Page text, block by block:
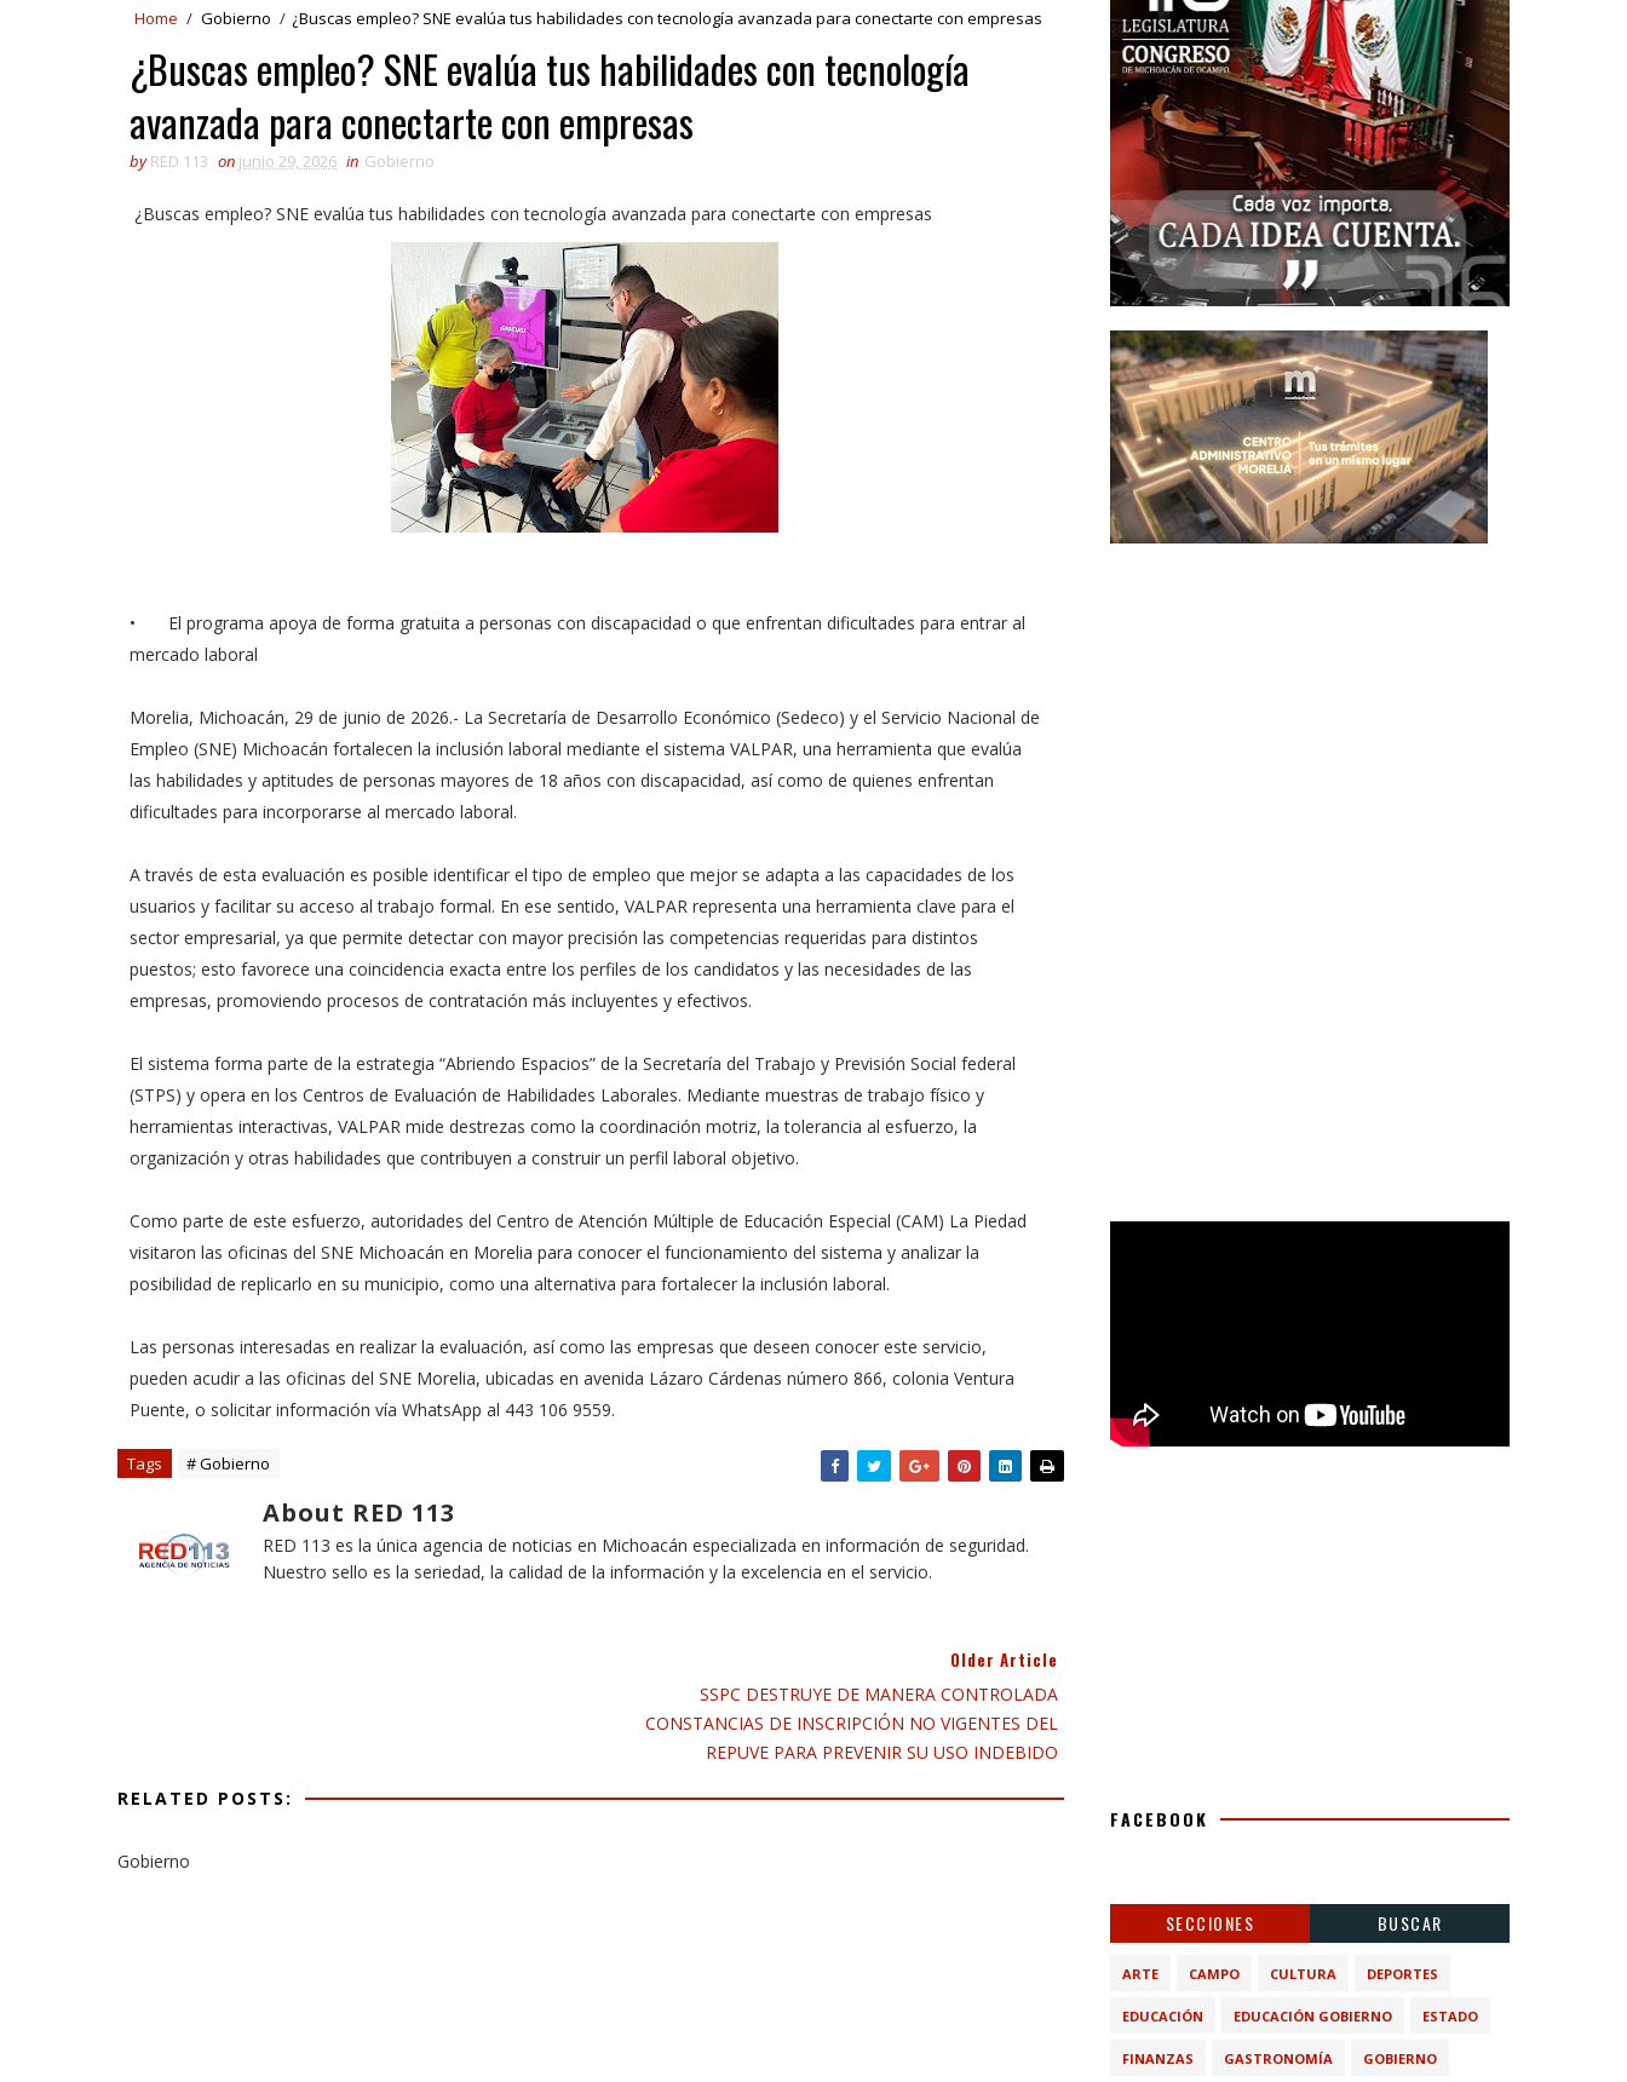
Home / Gobierno / ¿Buscas empleo? SNE evalúa tus habilidades con tecnología avanzada para conectarte con empresas
¿Buscas empleo? SNE evalúa tus habilidades con tecnología
avanzada para conectarte con empresas
by RED 113 on junio 29, 2026 in Gobierno
¿Buscas empleo? SNE evalúa tus habilidades con tecnología avanzada para conectarte con empresas
•
El programa apoya de forma gratuita a personas con discapacidad o que enfrentan dificultades para entrar al
mercado laboral
Morelia, Michoacán, 29 de junio de 2026.- La Secretaría de Desarrollo Económico (Sedeco) y el Servicio Nacional de
Empleo (SNE) Michoacán fortalecen la inclusión laboral mediante el sistema VALPAR, una herramienta que evalúa
las habilidades y aptitudes de personas mayores de 18 años con discapacidad, así como de quienes enfrentan
dificultades para incorporarse al mercado laboral.
A través de esta evaluación es posible identificar el tipo de empleo que mejor se adapta a las capacidades de los
usuarios y facilitar su acceso al trabajo formal. En ese sentido, VALPAR representa una herramienta clave para el
sector empresarial, ya que permite detectar con mayor precisión las competencias requeridas para distintos
puestos; esto favorece una coincidencia exacta entre los perfiles de los candidatos y las necesidades de las
empresas, promoviendo procesos de contratación más incluyentes y efectivos.
El sistema forma parte de la estrategia “Abriendo Espacios” de la Secretaría del Trabajo y Previsión Social federal
(STPS) y opera en los Centros de Evaluación de Habilidades Laborales. Mediante muestras de trabajo físico y
herramientas interactivas, VALPAR mide destrezas como la coordinación motriz, la tolerancia al esfuerzo, la
organización y otras habilidades que contribuyen a construir un perfil laboral objetivo.
Como parte de este esfuerzo, autoridades del Centro de Atención Múltiple de Educación Especial (CAM) La Piedad
visitaron las oficinas del SNE Michoacán en Morelia para conocer el funcionamiento del sistema y analizar la
posibilidad de replicarlo en su municipio, como una alternativa para fortalecer la inclusión laboral.
Las personas interesadas en realizar la evaluación, así como las empresas que deseen conocer este servicio,
pueden acudir a las oficinas del SNE Morelia, ubicadas en avenida Lázaro Cárdenas número 866, colonia Ventura
Puente, o solicitar información vía WhatsApp al 443 106 9559.
Tags # Gobierno
About RED 113
RED 113 es la única agencia de noticias en Michoacán especializada en información de seguridad.
Nuestro sello es la seriedad, la calidad de la información y la excelencia en el servicio.
Older Article
SSPC DESTRUYE DE MANERA CONTROLADA
CONSTANCIAS DE INSCRIPCIÓN NO VIGENTES DEL
REPUVE PARA PREVENIR SU USO INDEBIDO
RELATED POSTS:
Gobierno
FACEBOOK
SECCIONES BUSCAR
ARTE CAMPO CULTURA DEPORTES
EDUCACIÓN EDUCACIÓN GOBIERNO ESTADO
FINANZAS GASTRONOMÍA GOBIERNO